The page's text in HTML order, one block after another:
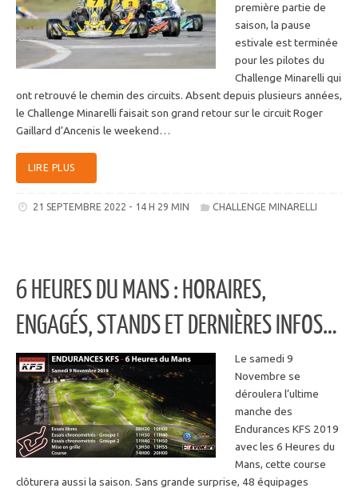
première partie de
saison, la pause
estivale est terminée
pour les pilotes du
Challenge Minarelli qui
ont retrouvé le chemin des circuits. Absent depuis plusieurs années,
le Challenge Minarelli faisait son grand retour sur le circuit Roger
Gaillard d’Ancenis le weekend…
LIRE PLUS
21 SEPTEMBRE 2022 - 14 H 29 MIN CHALLENGE MINARELLI
6 HEURES DU MANS : HORAIRES,
ENGAGÉS, STANDS ET DERNIÈRES INFOS…
Le samedi 9
Novembre se
déroulera l’ultime
manche des
Endurances KFS 2019
avec les 6 Heures du
Mans, cette course
clôturera aussi la saison. Sans grande surprise, 48 équipages